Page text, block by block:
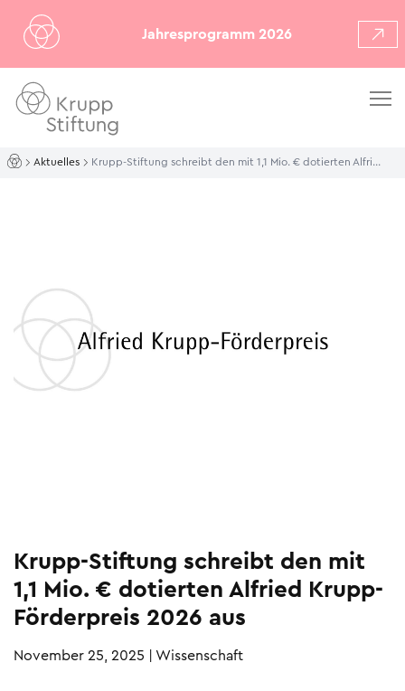
Jahresprogramm 2026
Aktuelles Krupp-Stiftung schreibt den mit 1,1 Mio. € dotierten Alfried Krupp-Förderpreis 2026 aus
Krupp-Stiftung schreibt den mit
1,1 Mio. € dotierten Alfried Krupp-
Förderpreis 2026 aus
November 25, 2025 |Wissenschaft